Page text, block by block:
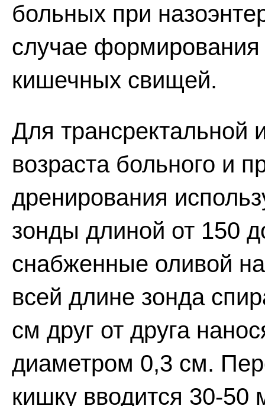
больных при
случае
кишечных свищей.
Для трансректальной
возраста больного и
дренирования
зонды длиной от 150
снабженные оливой
всей длине зонда
см друг от друга
диаметром 0,3 см.
кишку вводится 30-50